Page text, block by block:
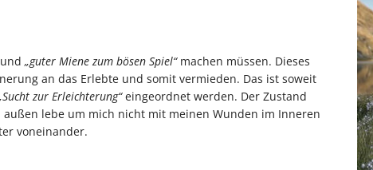
„guter Miene zum bösen Spiel“machen müssen. Dieses
an das Erlebte und somit vermieden. Das ist soweit
zur Erleichterung“eingeordnet werden. Der Zustand
lebe um mich nicht mit meinen Wunden im Inneren
voneinander.